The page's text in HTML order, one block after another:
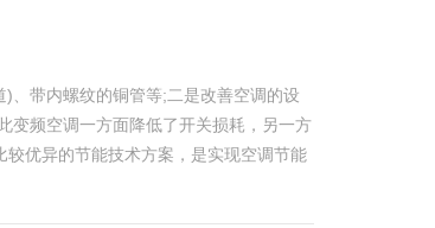
、带内螺纹的铜管等;二是改善空调的设
变频空调一方面降低了开关损耗，另一方
优异的节能技术方案，是实现空调节能